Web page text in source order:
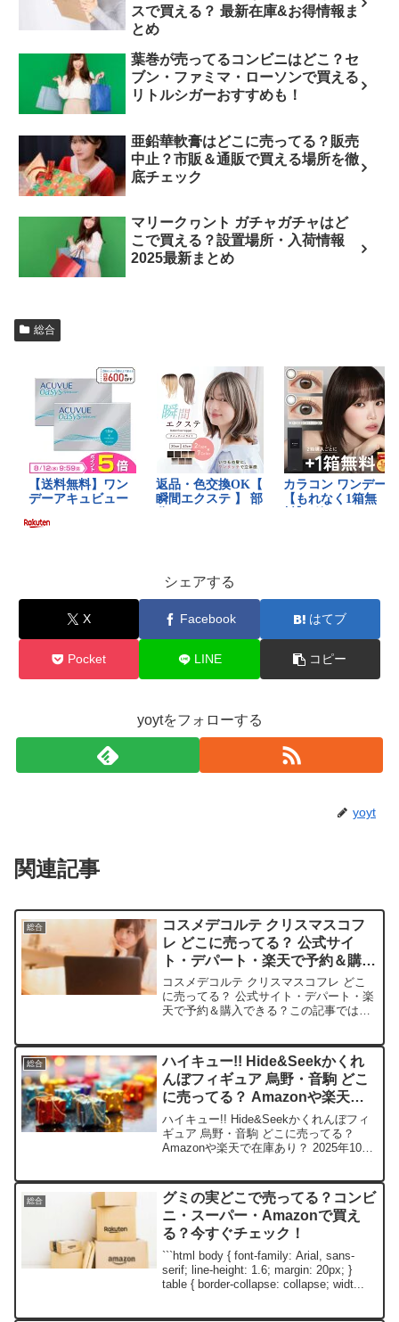
スで買える？ 最新在庫&お得情報ま
とめ
葉巻が売ってるコンビニはどこ？セ
ブン・ファミマ・ローソンで買える
リトルシガーおすすめも！
亜鉛華軟膏はどこに売ってる？販売
中止？市販＆通販で買える場所を徹
底チェック
マリークヮント ガチャガチャはど
こで買える？設置場所・入荷情報
2025最新まとめ
総合
シェアする
X Facebook はてブ
Pocket LINE コピー
yoytをフォローする
yoyt
関連記事
総合
コスメデコルテ クリスマスコフ
レ どこに売ってる？ 公式サイ
ト・デパート・楽天で予約＆購入
できる？
コスメデコルテ クリスマスコフレ どこ
に売ってる？ 公式サイト・デパート・楽
天で予約＆購入できる？この記事ではコ
る場所などを手短に紹介します。毎年人
気で即完売しちゃう...
総合
ハイキュー!! Hide&Seekかくれ
んぼフィギュア 烏野・音駒 どこ
に売ってる？ Amazonや楽天で
在庫あり？ 2025年10月最新情報
ハイキュー!! Hide&Seekかくれんぼフィ
ギュア 烏野・音駒 どこに売ってる？
Amazonや楽天で在庫あり？ 2025年10月
取扱店や、平均的な値...
総合
グミの実どこで売ってる？コンビ
ニ・スーパー・Amazonで買え
る？今すぐチェック！
```html body { font-family: Arial, sans-
serif; line-height: 1.6; margin: 20px; }
table { border-collapse: collapse; widt...